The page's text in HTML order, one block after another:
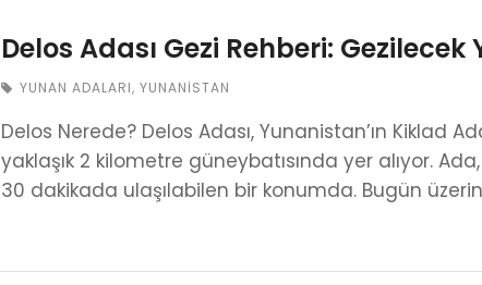
Delos Adası Gezi Rehberi:
YUNAN ADALARI, YUNANISTAN
Delos Nerede? Delos Adası, Yunanistan’ın Kiklad
yaklaşık 2 kilometre güneybatısında yer alıyor.
30 dakikada ulaşılabilen bir konumda. Bugün